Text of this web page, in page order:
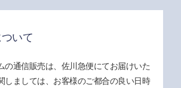
いて
の通信販売は、佐川急便にてお届けいた
しましては、お客様のご都合の良い日時